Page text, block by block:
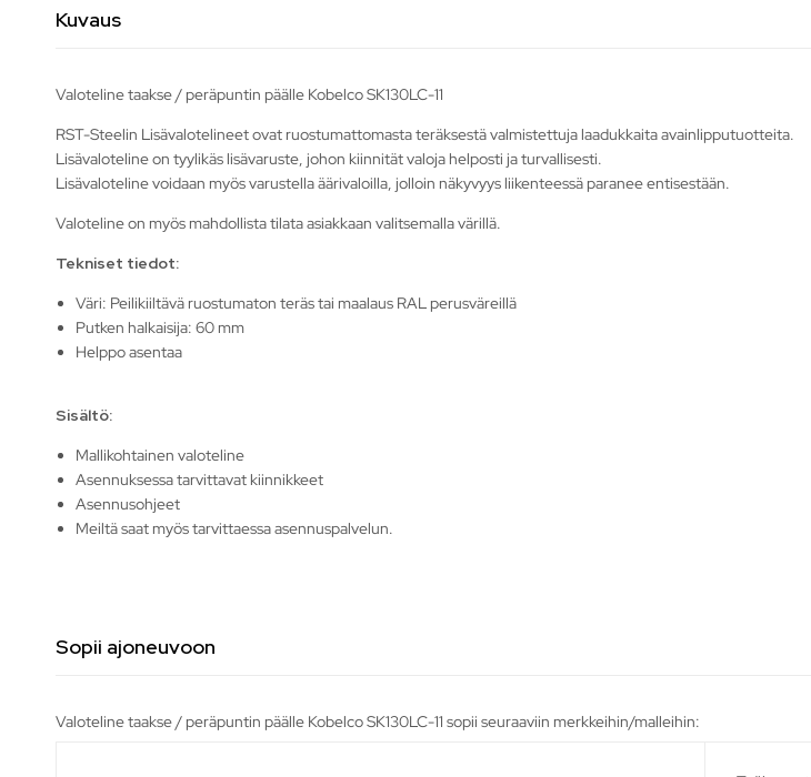
Kuvaus
Valoteline taakse / peräpuntin päälle Kobelco SK130LC-11
RST-Steelin Lisävalotelineet ovat ruostumattomasta teräksestä valmistettuja laadukkaita avainlipputuotteita.
Lisävaloteline on tyylikäs lisävaruste, johon kiinnität valoja helposti ja turvallisesti.
Lisävaloteline voidaan myös varustella äärivaloilla, jolloin näkyvyys liikenteessä paranee entisestään.
Valoteline on myös mahdollista tilata asiakkaan valitsemalla värillä.
Tekniset tiedot:
Väri: Peilikiiltävä ruostumaton teräs tai maalaus RAL perusväreillä
Putken halkaisija: 60 mm
Helppo asentaa
Sisältö:
Mallikohtainen valoteline
Asennuksessa tarvittavat kiinnikkeet
Asennusohjeet
Meiltä saat myös tarvittaessa asennuspalvelun.
Sopii ajoneuvoon
Valoteline taakse / peräpuntin päälle Kobelco SK130LC-11 sopii seuraaviin merkkeihin/malleihin: